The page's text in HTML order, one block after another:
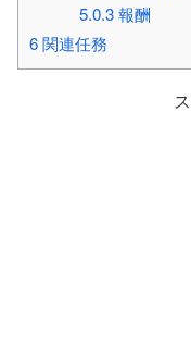
5.0.3報酬
6関連任務